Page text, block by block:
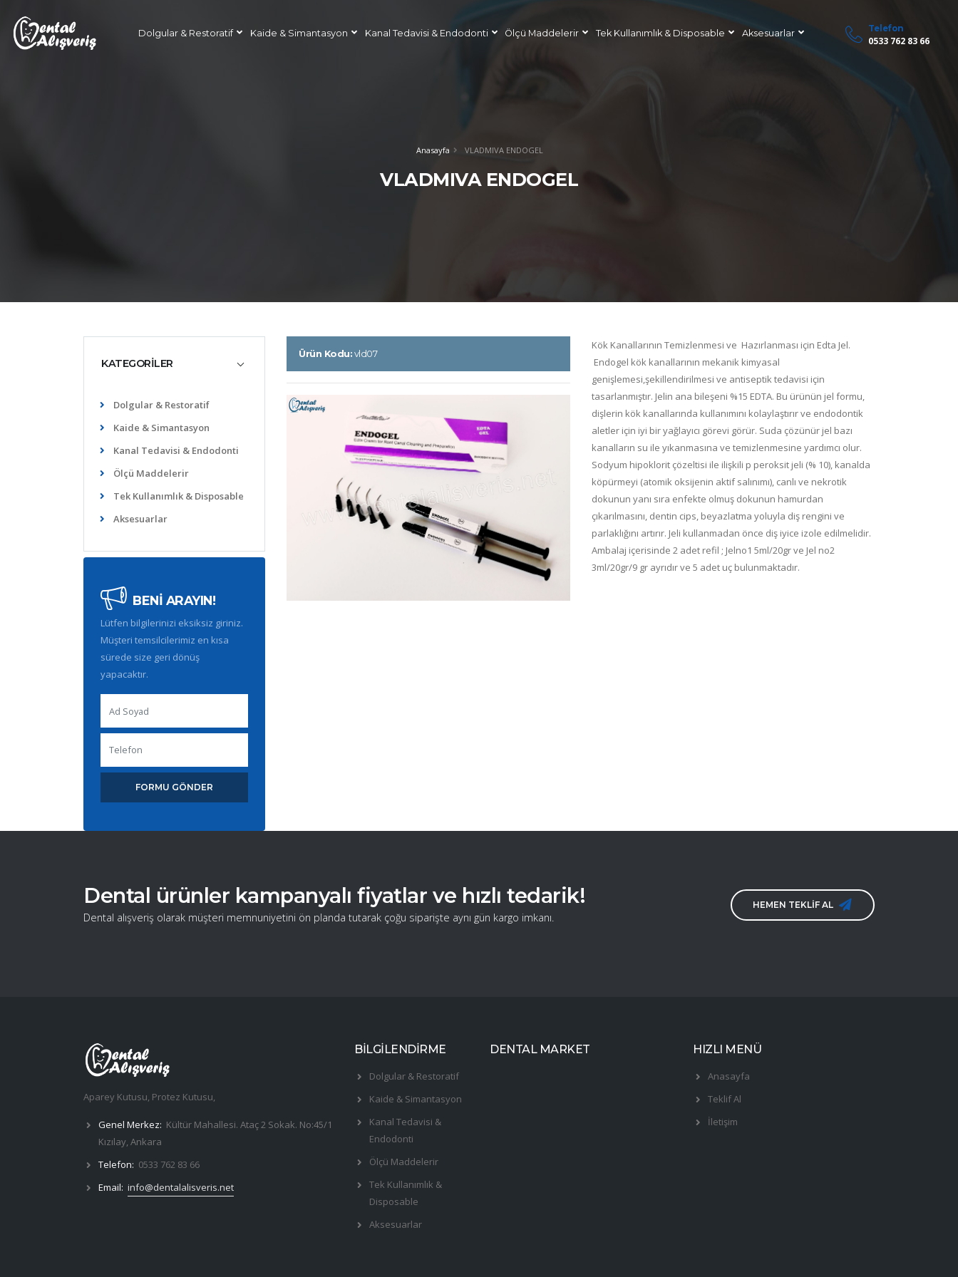
Dolgular & Restoratif Kaide & Simantasyon Kanal Tedavisi & Endodonti Ölçü Maddelerir Tek Kullanımlık & Disposable Aksesuarlar Telefon
0533 762 83 66
Anasayfa VLADMIVA ENDOGEL
VLADMIVA ENDOGEL
KATEGORİLER
Dolgular & Restoratif
Kaide & Simantasyon
Kanal Tedavisi & Endodonti
Ölçü Maddelerir
Tek Kullanımlık & Disposable
Aksesuarlar
BENİ ARAYIN!
Lütfen bilgilerinizi eksiksiz giriniz.
Müşteri temsilcilerimiz en kısa
sürede size geri dönüş
yapacaktır.
FORMU GÖNDER
Ürün Kodu: vld07
Kök Kanallarının Temizlenmesi ve Hazırlanması için Edta Jel.
Endogel kök kanallarının mekanik kimyasal
genişlemesi,şekillendirilmesi ve antiseptik tedavisi için
tasarlanmıştır. Jelin ana bileşeni %15 EDTA. Bu ürünün jel formu,
dişlerin kök kanallarında kullanımını kolaylaştırır ve endodontik
aletler için iyi bir yağlayıcı görevi görür. Suda çözünür jel bazı
kanalların su ile yıkanmasına ve temizlenmesine yardımcı olur.
Sodyum hipoklorit çözeltisi ile ilişkili p peroksit jeli (% 10), kanalda
köpürmeyi (atomik oksijenin aktif salınımı), canlı ve nekrotik
dokunun yanı sıra enfekte olmuş dokunun hamurdan
çıkarılmasını, dentin cips, beyazlatma yoluyla diş rengini ve
parlaklığını artırır. Jeli kullanmadan önce diş iyice izole edilmelidir.
Ambalaj içerisinde 2 adet refil ; Jelno1 5ml/20gr ve Jel no2
3ml/20gr/9 gr ayrıdır ve 5 adet uç bulunmaktadır.
Dental ürünler kampanyalı fiyatlar ve hızlı tedarik!
Dental alışveriş olarak müşteri memnuniyetini ön planda tutarak çoğu siparişte aynı gün kargo imkanı.
HEMEN TEKLİF AL
Aparey Kutusu, Protez Kutusu,
Genel Merkez: Kültür Mahallesi. Ataç 2 Sokak. No:45/1
Kızılay, Ankara
Telefon: 0533 762 83 66
Email: info@dentalalisveris.net
BİLGİLENDİRME
Dolgular & Restoratif
Kaide & Simantasyon
Kanal Tedavisi &
Endodonti
Ölçü Maddelerir
Tek Kullanımlık &
Disposable
Aksesuarlar
DENTAL MARKET HIZLI MENÜ
Anasayfa
Teklif Al
İletişim